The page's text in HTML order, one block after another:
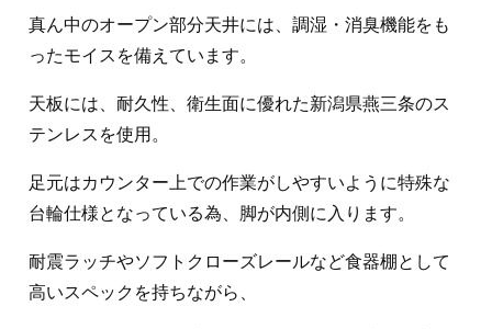
真ん中のオープン部分天井には、調湿・消臭機能をも
ったモイスを備えています。
天板には、耐久性、衛生面に優れた新潟県燕三条のス
テンレスを使用。
足元はカウンター上での作業がしやすいように特殊な
台輪仕様となっている為、脚が内側に入ります。
耐震ラッチやソフトクローズレールなど食器棚として
高いスペックを持ちながら、